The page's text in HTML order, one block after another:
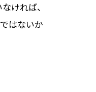
ければ、
はないか